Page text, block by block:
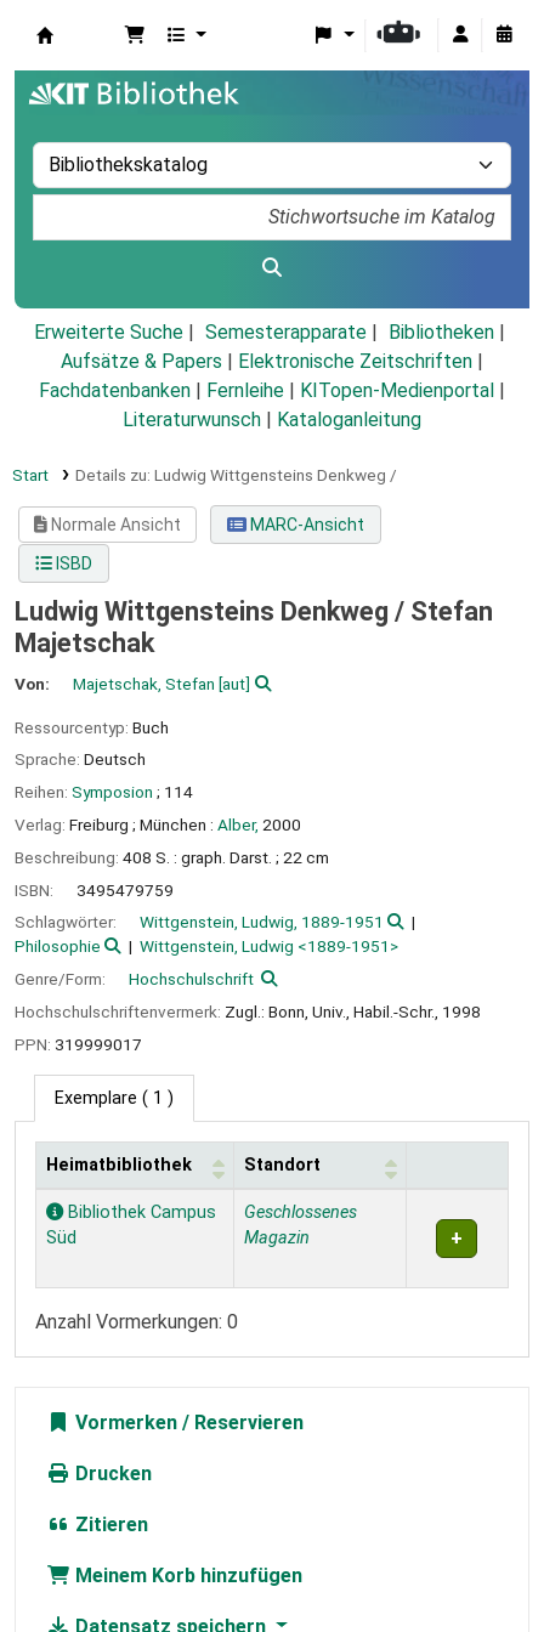
Erweiterte Suche Semesterapparate
Bibliotheken
Aufsätze & Papers
Elektronische Zeitschriften
Fachdatenbanken
Fernleihe KITopen-Medienportal
Literaturwunsch
Kataloganleitung
Start Details zu: Ludwig Wittgensteins Denkweg /
Normale Ansicht
MARC-Ansicht
ISBD
Ludwig Wittgensteins Denkweg / Stefan
Majetschak
Von: Majetschak, Stefan [aut]
Ressourcentyp: Buch
Sprache: Deutsch
Reihen: Symposion ; 114
Verlag: Freiburg ; München : Alber, 2000
Beschreibung: 408 S. : graph. Darst. ; 22 cm
ISBN:
3495479759
Schlagwörter:
Wittgenstein, Ludwig, 1889-1951
Philosophie
Wittgenstein, Ludwig <1889-1951>
Genre/Form:
Hochschulschrift
Hochschulschriftenvermerk: Zugl.: Bonn, Univ., Habil.-Schr., 1998
PPN: 319999017
Exemplare ( 1 )
Exemplare
Heimatbibliothek Standort
Bibliothek Campus
Süd
Geschlossenes
Magazin
Anzahl Vormerkungen: 0
Vormerken
Drucken
Zitieren
Meinem Korb hinzufügen
Datensatz speichern